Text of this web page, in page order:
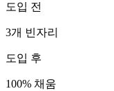
도입 전
3개 빈자리
도입 후
100% 채움